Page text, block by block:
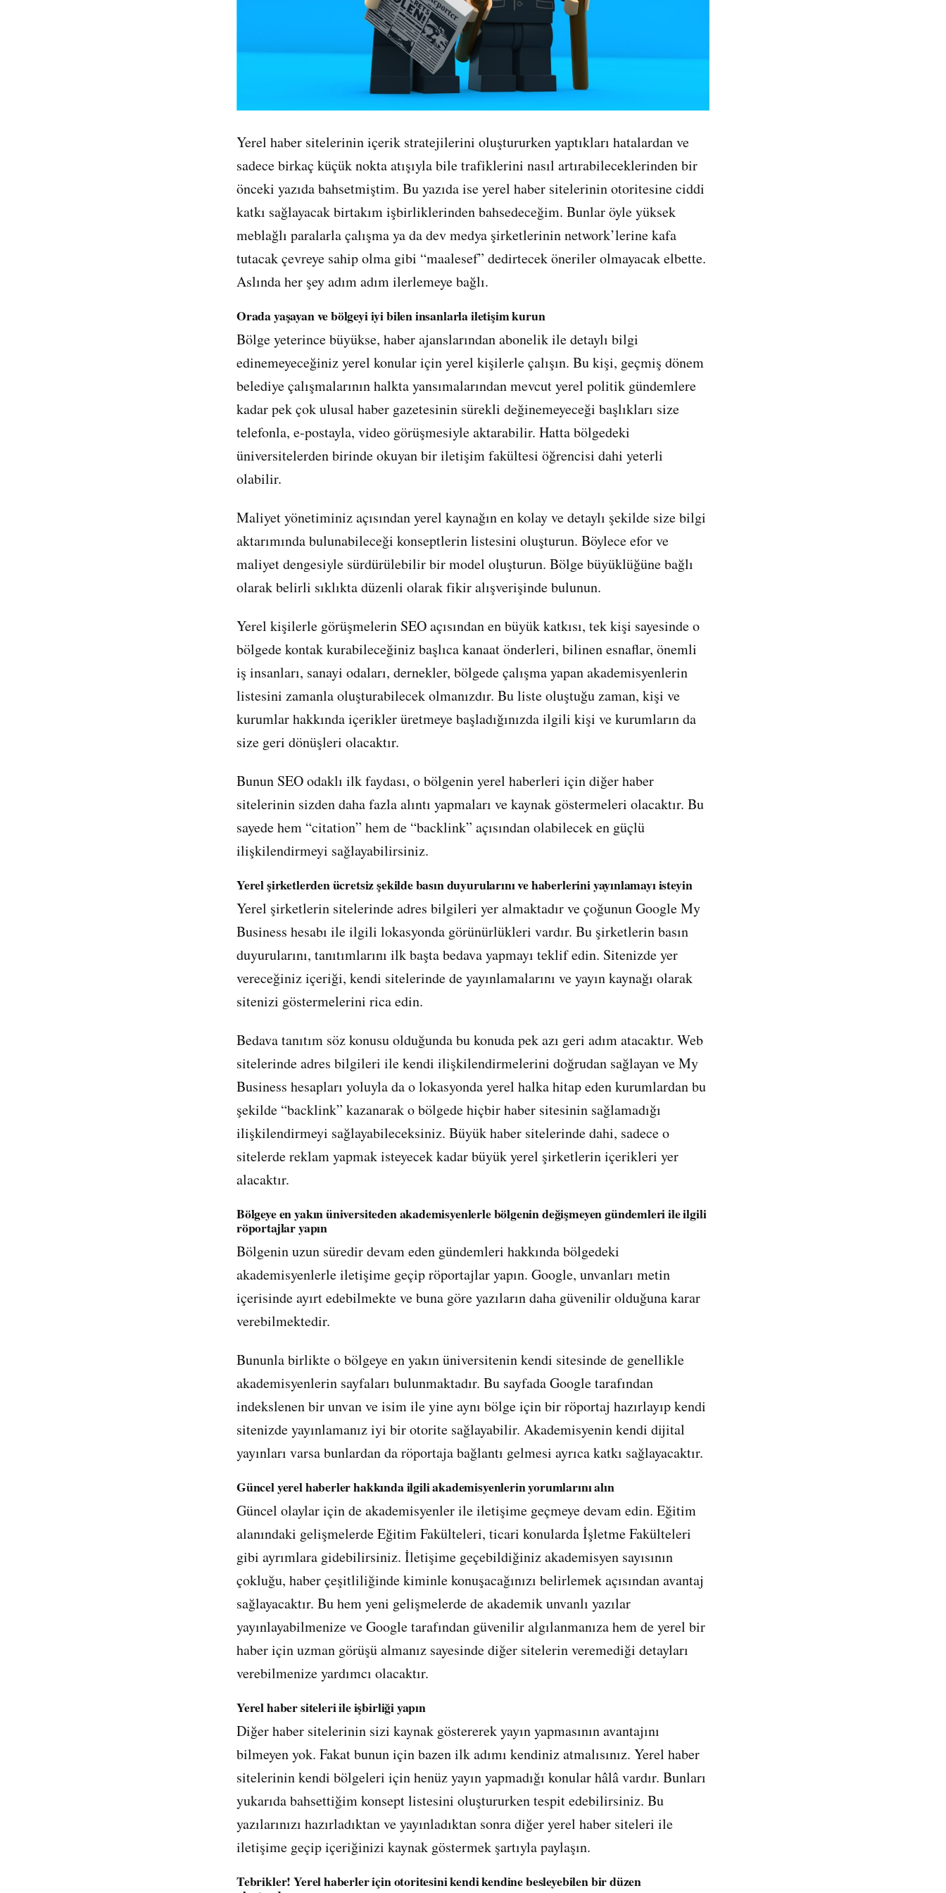
Yerel haber sitelerinin içerik stratejilerini oluştururken yaptıkları hatalardan ve
sadece birkaç küçük nokta atışıyla bile trafiklerini nasıl artırabileceklerindenbir
önceki yazıdabahsetmiştim. Bu yazıda ise yerel haber sitelerinin otoritesine ciddi
katkı sağlayacak birtakım işbirliklerinden bahsedeceğim. Bunlar öyle yüksek
meblağlı paralarla çalışma ya da dev medya şirketlerinin network’lerine kafa
tutacak çevreye sahip olma gibi “maalesef” dedirtecek öneriler olmayacak elbette.
Aslında her şey adım adım ilerlemeye bağlı.
Orada yaşayan ve bölgeyi iyi bilen insanlarla iletişim kurun
Bölge yeterince büyükse, haber ajanslarından abonelik ile detaylı bilgi
edinemeyeceğiniz yerel konular için yerel kişilerle çalışın. Bu kişi, geçmiş dönem
belediye çalışmalarının halkta yansımalarından mevcut yerel politik gündemlere
kadar pek çok ulusal haber gazetesinin sürekli değinemeyeceği başlıkları size
telefonla, e-postayla, video görüşmesiyle aktarabilir. Hatta bölgedeki
üniversitelerden birinde okuyan bir iletişim fakültesi öğrencisi dahi yeterli
olabilir.
Maliyet yönetiminiz açısından yerel kaynağın en kolay ve detaylı şekilde size bilgi
aktarımında bulunabileceği konseptlerin listesini oluşturun. Böylece efor ve
maliyet dengesiyle sürdürülebilir bir model oluşturun. Bölge büyüklüğüne bağlı
olarak belirli sıklıkta düzenli olarak fikir alışverişinde bulunun.
Yerel kişilerle görüşmelerin SEO açısından en büyük katkısı, tek kişi sayesinde o
bölgede kontak kurabileceğiniz başlıca kanaat önderleri, bilinen esnaflar, önemli
iş insanları, sanayi odaları, dernekler, bölgede çalışma yapan akademisyenlerin
listesini zamanla oluşturabilecek olmanızdır. Bu liste oluştuğu zaman, kişi ve
kurumlar hakkında içerikler üretmeye başladığınızda ilgili kişi ve kurumların da
size geri dönüşleri olacaktır.
Bunun SEO odaklı ilk faydası, o bölgenin yerel haberleri için diğer haber
sitelerinin sizden daha fazla alıntı yapmaları ve kaynak göstermeleri olacaktır. Bu
sayede hem “citation” hem de “backlink” açısından olabilecek en güçlü
ilişkilendirmeyi sağlayabilirsiniz.
Yerel şirketlerden ücretsiz şekilde basın duyurularını ve haberlerini yayınlamayı isteyin
Yerel şirketlerin sitelerinde adres bilgileri yer almaktadır ve çoğunun Google My
Business hesabı ile ilgili lokasyonda görünürlükleri vardır. Bu şirketlerin basın
duyurularını, tanıtımlarını ilk başta bedava yapmayı teklif edin. Sitenizde yer
vereceğiniz içeriği, kendi sitelerinde de yayınlamalarını ve yayın kaynağı olarak
sitenizi göstermelerini rica edin.
Bedava tanıtım söz konusu olduğunda bu konuda pek azı geri adım atacaktır. Web
sitelerinde adres bilgileri ile kendi ilişkilendirmelerini doğrudan sağlayan ve My
Business hesapları yoluyla da o lokasyonda yerel halka hitap eden kurumlardan bu
şekilde “backlink” kazanarak o bölgede hiçbir haber sitesinin sağlamadığı
ilişkilendirmeyi sağlayabileceksiniz. Büyük haber sitelerinde dahi, sadece o
sitelerde reklam yapmak isteyecek kadar büyük yerel şirketlerin içerikleri yer
alacaktır.
Bölgeye en yakın üniversiteden akademisyenlerle bölgenin değişmeyen gündemleri ile ilgili
röportajlar yapın
Bölgenin uzun süredir devam eden gündemleri hakkında bölgedeki
akademisyenlerle iletişime geçip röportajlar yapın. Google, unvanları metin
içerisinde ayırt edebilmekte ve buna göre yazıların daha güvenilir olduğuna karar
verebilmektedir.
Bununla birlikte o bölgeye en yakın üniversitenin kendi sitesinde de genellikle
akademisyenlerin sayfaları bulunmaktadır. Bu sayfada Google tarafından
indekslenen bir unvan ve isim ile yine aynı bölge için bir röportaj hazırlayıp kendi
sitenizde yayınlamanız iyi bir otorite sağlayabilir. Akademisyenin kendi dijital
yayınları varsa bunlardan da röportaja bağlantı gelmesi ayrıca katkı sağlayacaktır.
Güncel yerel haberler hakkında ilgili akademisyenlerin yorumlarını alın
Güncel olaylar için de akademisyenler ile iletişime geçmeye devam edin. Eğitim
alanındaki gelişmelerde Eğitim Fakülteleri, ticari konularda İşletme Fakülteleri
gibi ayrımlara gidebilirsiniz. İletişime geçebildiğiniz akademisyen sayısının
çokluğu, haber çeşitliliğinde kiminle konuşacağınızı belirlemek açısından avantaj
sağlayacaktır. Bu hem yeni gelişmelerde de akademik unvanlı yazılar
yayınlayabilmenize ve Google tarafından güvenilir algılanmanıza hem de yerel bir
haber için uzman görüşü almanız sayesinde diğer sitelerin veremediği detayları
verebilmenize yardımcı olacaktır.
Yerel haber siteleri ile işbirliği yapın
Diğer haber sitelerinin sizi kaynak göstererek yayın yapmasının avantajını
bilmeyen yok. Fakat bunun için bazen ilk adımı kendiniz atmalısınız. Yerel haber
sitelerinin kendi bölgeleri için henüz yayın yapmadığı konular hâlâ vardır. Bunları
yukarıda bahsettiğim konsept listesini oluştururken tespit edebilirsiniz. Bu
yazılarınızı hazırladıktan ve yayınladıktan sonra diğer yerel haber siteleri ile
iletişime geçip içeriğinizi kaynak göstermek şartıyla paylaşın.
Tebrikler! Yerel haberler için otoritesini kendi kendine besleyebilen bir düzen